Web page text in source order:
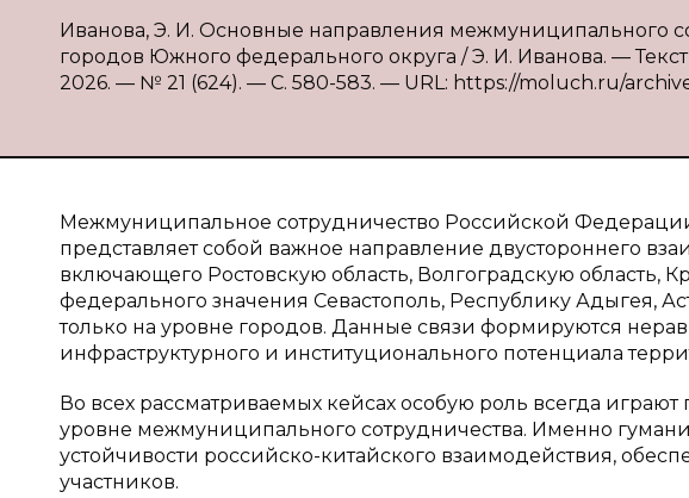
Иванова, Э. И. Основные направления межмуниципального
городов Южного федерального округа / Э. И. Иванова. —
2026. — № 21 (624). — С. 580-583. — URL: https://moluch.ru/
Межмуниципальное сотрудничество Российской
представляет собой важное направление двустороннего
включающего Ростовскую область, Волгоградскую область,
федерального значения Севастополь, Республику Адыгея,
только на уровне городов. Данные связи формируются
инфраструктурного и институционального потенциала
Во всех рассматриваемых кейсах особую роль всегда
уровне межмуниципального сотрудничества. Именно
устойчивости российско-китайского взаимодействия,
участников.